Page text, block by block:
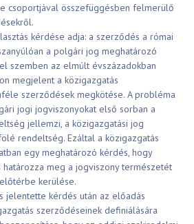
csoportjával összefüggésben felmerülő
kérdése adja: a szerződés a római
a polgári jog meghatározó
szemben az elmúlt évszázadokban
megjelent a közigazgatás
szerződések megkötése. A probléma
jogi jogviszonyokat első sorban a
jellemzi, a közigazgatási jog
rendeltség. Ezáltal a közigazgatás
egy meghatározó kérdés, hogy
meg a jogviszony természetét
kerülése.
jelentette kérdés után az előadás
szerződéseinek definiálására